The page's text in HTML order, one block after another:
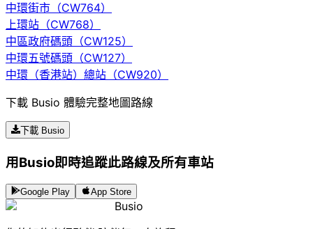
中環街市（CW764）
上環站（CW768）
中區政府碼頭（CW125）
中環五號碼頭（CW127）
中環（香港站）總站（CW920）
下載 Busio 體驗完整地圖路線
下載 Busio
用Busio即時追蹤此路線及所有車站
Google Play App Store
Busio